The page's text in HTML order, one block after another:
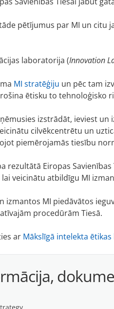
pētījumus par MI un
laboratorija (Innovation
MI stratēģiju un pēc tam
ētisku to tehnoloģisko
izstrādāt, ieviest
cilvēkcentrētu un
piemērojamās tiesību
rezultātā Eiropas Savienības
veicinātu atbildīgu MI
izmantos MI piedāvātos
procedūrām Tiesā.
ar Mākslīgā intelekta